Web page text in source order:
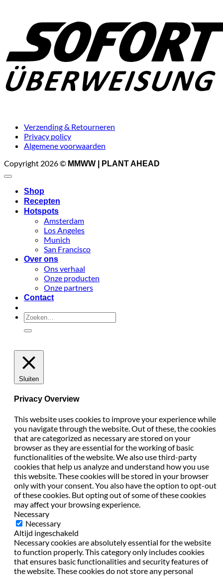
Verzending & Retourneren
Privacy policy
Algemene voorwaarden
Copyright 2026 © MMWW | PLANT AHEAD
Shop
Recepten
Hotspots
Amsterdam
Los Angeles
Munich
San Francisco
Over ons
Ons verhaal
Onze producten
Onze partners
Contact
Zoeken
naar:
Sluiten
Privacy Overview
This website uses cookies to improve your experience while
you navigate through the website. Out of these, the cookies
that are categorized as necessary are stored on your
browser as they are essential for the working of basic
functionalities of the website. We also use third-party
cookies that help us analyze and understand how you use
this website. These cookies will be stored in your browser
only with your consent. You also have the option to opt-out
of these cookies. But opting out of some of these cookies
may affect your browsing experience.
Necessary
Necessary
Altijd ingeschakeld
Necessary cookies are absolutely essential for the website
to function properly. This category only includes cookies
that ensures basic functionalities and security features of
the website. These cookies do not store any personal